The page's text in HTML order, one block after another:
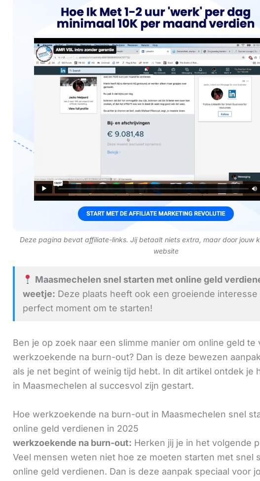
Deze pagina bevat affiliate-links. Jij betaalt niets extra, maar door jouw
website
Maasmechelen snel starten met online geld
weetje: Deze plaats heeft ook een groeiende interesse
perfect moment om te starten!
Ben je op zoek naar een slimme manier om online geld te
werkzoekende na burn-out? Dan is deze bewezen
als je net begint of weinig tijd hebt. In dit artikel ontdek je
in Maasmechelen al succesvol zijn gestart.
Hoe werkzoekende na burn-out in Maasmechelen snel
online geld verdienen in 2025
werkzoekende na burn-out: Herken jij je in het volgende
Veel mensen weten niet hoe ze moeten starten met snel
online geld verdienen. Dan is deze aanpak speciaal voor